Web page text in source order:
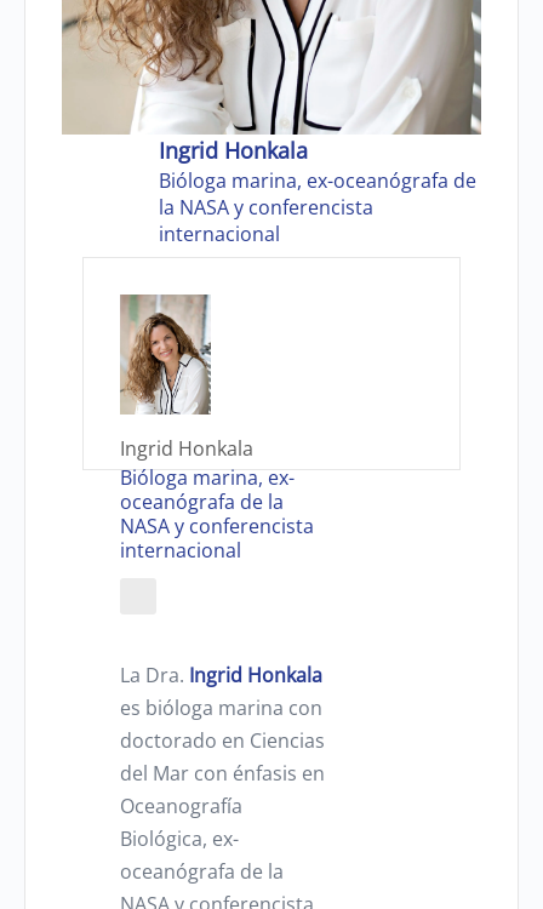
Ingrid Honkala
Bióloga marina, ex-oceanógrafa de
la NASA y conferencista
internacional
Ingrid Honkala
Bióloga marina, ex-
oceanógrafa de la
NASA y conferencista
internacional
La Dra. Ingrid Honkala
es bióloga marina con
doctorado en Ciencias
del Mar con énfasis en
Oceanografía
Biológica, ex-
oceanógrafa de la